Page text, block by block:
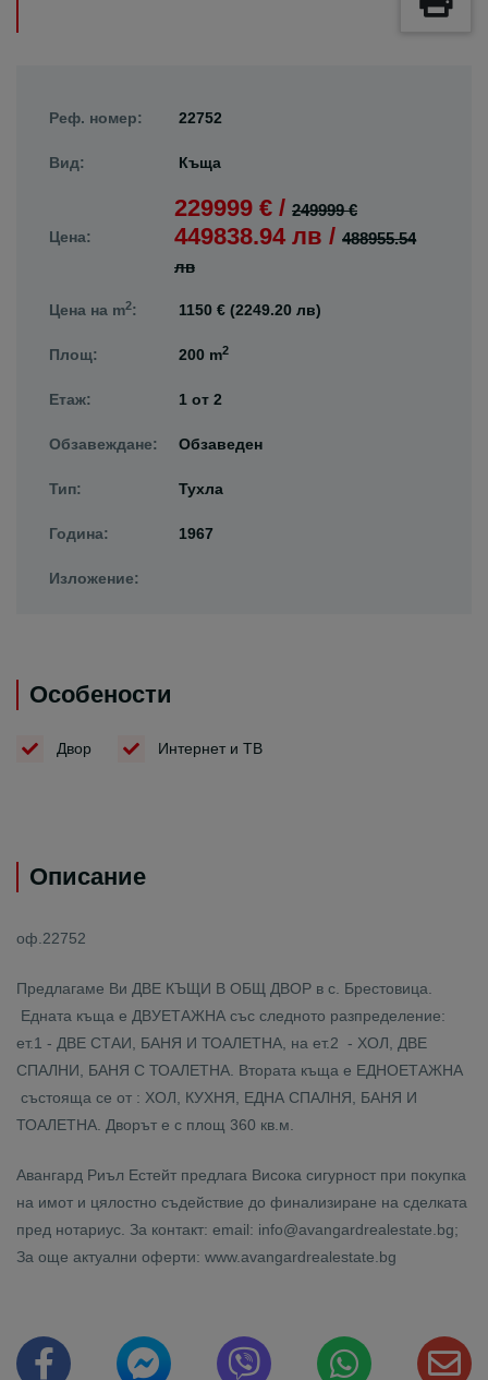
Реф. номер: 22752
Вид: Къща
Цена:
229999 € / 249999 €
449838.94 лв / 488955.54
лв
Цена на m2: 1150 € (2249.20 лв)
Площ: 200 m2
Етаж: 1 от 2
Обзавеждане: Обзаведен
Тип: Тухла
Година: 1967
Изложение:
Особености
Двор Интернет и ТВ
Описание
оф.22752
Предлагаме Ви ДВЕ КЪЩИ В ОБЩ ДВОР в с. Брестовица.
Едната къща е ДВУЕТАЖНА със следното разпределение:
ет.1 - ДВЕ СТАИ, БАНЯ И ТОАЛЕТНА, на ет.2 - ХОЛ, ДВЕ
СПАЛНИ, БАНЯ С ТОАЛЕТНА. Втората къща е ЕДНОЕТАЖНА
състояща се от : ХОЛ, КУХНЯ, ЕДНА СПАЛНЯ, БАНЯ И
ТОАЛЕТНА. Дворът е с площ 360 кв.м.
Авангард Риъл Естейт предлага Висока сигурност при покупка
на имот и цялостно съдействие до финализиране на сделката
пред нотариус. За контакт: email: info@avangardrealestate.bg;
За още актуални оферти: www.avangardrealestate.bg